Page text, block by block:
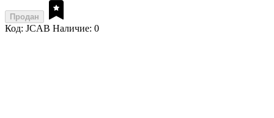
Продан
Код: JCAB Наличие: 0